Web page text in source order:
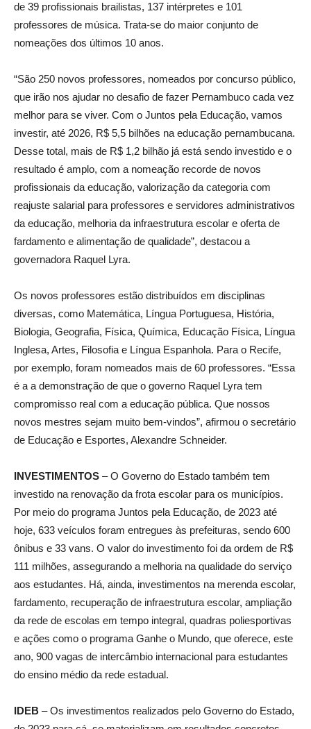
de 39 profissionais brailistas, 137 intérpretes e 101
professores de música. Trata-se do maior conjunto de
nomeações dos últimos 10 anos.
“São 250 novos professores, nomeados por concurso público,
que irão nos ajudar no desafio de fazer Pernambuco cada vez
melhor para se viver. Com o Juntos pela Educação, vamos
investir, até 2026, R$ 5,5 bilhões na educação pernambucana.
Desse total, mais de R$ 1,2 bilhão já está sendo investido e o
resultado é amplo, com a nomeação recorde de novos
profissionais da educação, valorização da categoria com
reajuste salarial para professores e servidores administrativos
da educação, melhoria da infraestrutura escolar e oferta de
fardamento e alimentação de qualidade”, destacou a
governadora Raquel Lyra.
Os novos professores estão distribuídos em disciplinas
diversas, como Matemática, Língua Portuguesa, História,
Biologia, Geografia, Física, Química, Educação Física, Língua
Inglesa, Artes, Filosofia e Língua Espanhola. Para o Recife,
por exemplo, foram nomeados mais de 60 professores. “Essa
é a a demonstração de que o governo Raquel Lyra tem
compromisso real com a educação pública. Que nossos
novos mestres sejam muito bem-vindos”, afirmou o secretário
de Educação e Esportes, Alexandre Schneider.
INVESTIMENTOS – O Governo do Estado também tem
investido na renovação da frota escolar para os municípios.
Por meio do programa Juntos pela Educação, de 2023 até
hoje, 633 veículos foram entregues às prefeituras, sendo 600
ônibus e 33 vans. O valor do investimento foi da ordem de R$
111 milhões, assegurando a melhoria na qualidade do serviço
aos estudantes. Há, ainda, investimentos na merenda escolar,
fardamento, recuperação de infraestrutura escolar, ampliação
da rede de escolas em tempo integral, quadras poliesportivas
e ações como o programa Ganhe o Mundo, que oferece, este
ano, 900 vagas de intercâmbio internacional para estudantes
do ensino médio da rede estadual.
IDEB – Os investimentos realizados pelo Governo do Estado,